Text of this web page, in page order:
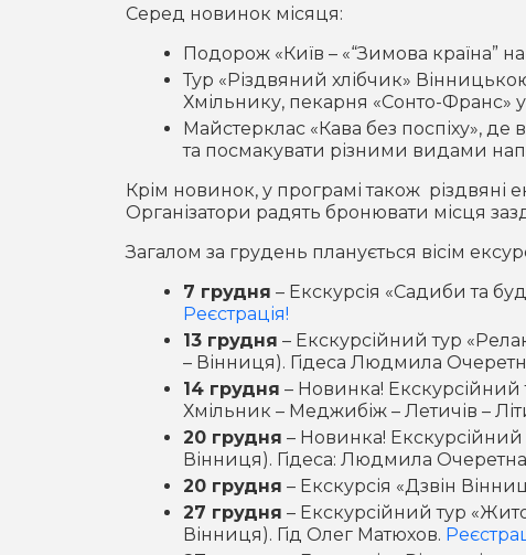
Серед новинок місяця:
Подорож «Київ – «“Зимова країна”
Тур «Різдвяний хлібчик»
Хмільнику, пекарня «Сонто-Франс»
Майстерклас «Кава без поспіху», де
та посмакувати різними видами
Крім новинок, у програмі також різдвяні
Організатори радять бронювати місця
Загалом за грудень планується вісім
7 грудня – Екскурсія «Садиби та
Реєстрація!
13 грудня – Екскурсійний тур
– Вінниця). Гідеса Людмила
14 грудня – Новинка! Екскурсійний
Хмільник – Меджибіж – Летичів –
20 грудня – Новинка! Екскурсійний
Вінниця). Гідеса: Людмила
20 грудня – Екскурсія «Дзвін
27 грудня – Екскурсійний тур
Вінниця). Гід Олег Матюхов.